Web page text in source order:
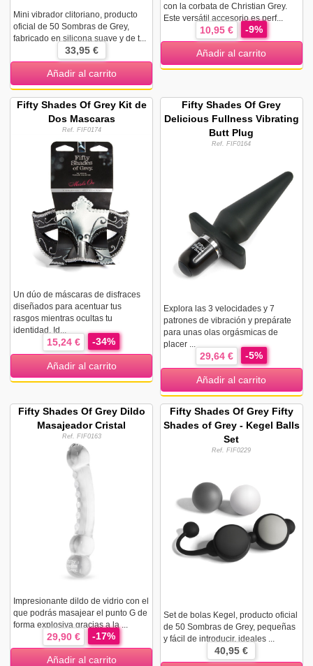
Mini vibrador clitoriano, producto
oficial de 50 Sombras de Grey,
fabricado en silicona suave y de t...
33,95 €
Añadir al carrito
con la corbata de Christian Grey.
Este versátil accesorio es perf...
10,95 € -9%
Añadir al carrito
Fifty Shades Of Grey Kit de
Dos Mascaras
Ref. FIF0174
Un dúo de máscaras de disfraces
diseñados para acentuar tus
rasgos mientras ocultas tu
identidad. Id...
15,24 € -34%
Añadir al carrito
Fifty Shades Of Grey
Delicious Fullness Vibrating
Butt Plug
Ref. FIF0164
Explora las 3 velocidades y 7
patrones de vibración y prepárate
para unas olas orgásmicas de
placer ...
29,64 € -5%
Añadir al carrito
Fifty Shades Of Grey Dildo
Masajeador Cristal
Ref. FIF0163
Impresionante dildo de vidrio con el
que podrás masajear el punto G de
forma explosiva gracias a la ...
29,90 € -17%
Añadir al carrito
Fifty Shades Of Grey Fifty
Shades of Grey - Kegel Balls
Set
Ref. FIF0229
Set de bolas Kegel, producto oficial
de 50 Sombras de Grey, pequeñas
y fácil de introducir, ideales ...
40,95 €